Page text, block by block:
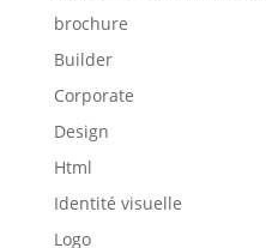
brochure
Builder
Corporate
Design
Html
Identité visuelle
Logo